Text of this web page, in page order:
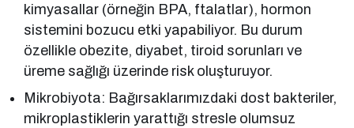
kimyasallar (örneğin BPA, ftalatlar), hormon
sistemini bozucu etki yapabiliyor. Bu durum
özellikle obezite, diyabet, tiroid sorunları ve
üreme sağlığı üzerinde risk oluşturuyor.
Mikrobiyota: Bağırsaklarımızdaki dost bakteriler,
mikroplastiklerin yarattığı stresle olumsuz